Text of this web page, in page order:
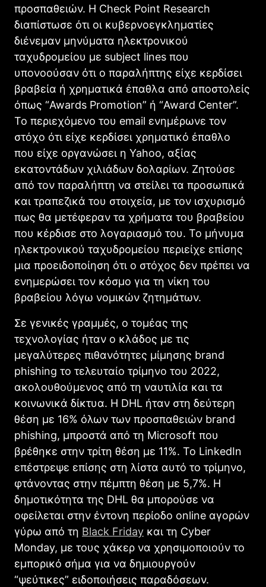
προσπαθειών. Η Check Point Research
διαπίστωσε ότι οι κυβερνοεγκληματίες
διένεμαν μηνύματα ηλεκτρονικού
ταχυδρομείου με subject lines που
υπονοούσαν ότι ο παραλήπτης είχε κερδίσει
βραβεία ή χρηματικά έπαθλα από αποστολείς
όπως “Awards Promotion” ή “Award Center”.
Το περιεχόμενο του email ενημέρωνε τον
στόχο ότι είχε κερδίσει χρηματικό έπαθλο
που είχε οργανώσει η Yahoo, αξίας
εκατοντάδων χιλιάδων δολαρίων. Ζητούσε
από τον παραλήπτη να στείλει τα προσωπικά
και τραπεζικά του στοιχεία, με τον ισχυρισμό
πως θα μετέφεραν τα χρήματα του βραβείου
που κέρδισε στο λογαριασμό του. Το μήνυμα
ηλεκτρονικού ταχυδρομείου περιείχε επίσης
μια προειδοποίηση ότι ο στόχος δεν πρέπει να
ενημερώσει τον κόσμο για τη νίκη του
βραβείου λόγω νομικών ζητημάτων.
Σε γενικές γραμμές, ο τομέας της
τεχνολογίας ήταν ο κλάδος με τις
μεγαλύτερες πιθανότητες μίμησης brand
phishing το τελευταίο τρίμηνο του 2022,
ακολουθούμενος από τη ναυτιλία και τα
κοινωνικά δίκτυα. Η DHL ήταν στη δεύτερη
θέση με 16% όλων των προσπαθειών brand
phishing, μπροστά από τη Microsoft που
βρέθηκε στην τρίτη θέση με 11%. Το LinkedIn
επέστρεψε επίσης στη λίστα αυτό το τρίμηνο,
φτάνοντας στην πέμπτη θέση με 5,7%. Η
δημοτικότητα της DHL θα μπορούσε να
οφείλεται στην έντονη περίοδο online αγορών
γύρω από τη Black Friday και τη Cyber
Monday, με τους χάκερ να χρησιμοποιούν το
εμπορικό σήμα για να δημιουργούν
“ψεύτικες” ειδοποιήσεις παραδόσεων.